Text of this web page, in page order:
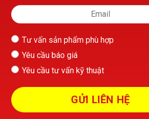
Tư vấn sản phẩm phù hợp
Yêu cầu báo giá
Yêu cầu tư vấn kỹ thuật